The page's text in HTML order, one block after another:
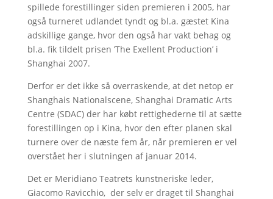
spillede forestillinger siden premieren i 2005, har
også turneret udlandet tyndt og bl.a. gæstet Kina
adskillige gange, hvor den også har vakt behag og
bl.a. fik tildelt prisen ’The Exellent Production’ i
Shanghai 2007.
Derfor er det ikke så overraskende, at det netop er
Shanghais Nationalscene, Shanghai Dramatic Arts
Centre (SDAC) der har købt rettighederne til at sætte
forestillingen op i Kina, hvor den efter planen skal
turnere over de næste fem år, når premieren er vel
overstået her i slutningen af januar 2014.
Det er Meridiano Teatrets kunstneriske leder,
Giacomo Ravicchio, der selv er draget til Shanghai